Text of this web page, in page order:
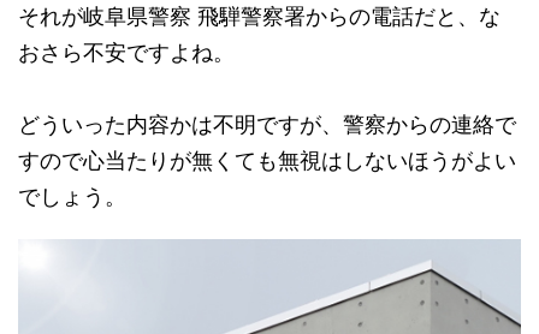
それが岐阜県警察 飛騨警察署からの電話だと、な
おさら不安ですよね。
どういった内容かは不明ですが、警察からの連絡で
すので心当たりが無くても無視はしないほうがよい
でしょう。